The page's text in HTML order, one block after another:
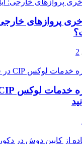
پروازهای
2